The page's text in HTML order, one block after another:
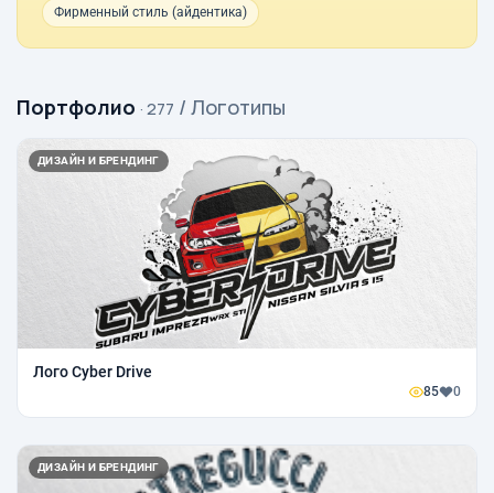
Фирменный стиль (айдентика)
Портфолио · 277 / Логотипы
ДИЗАЙН И БРЕНДИНГ
Лого Cyber Drive
85 0
ДИЗАЙН И БРЕНДИНГ